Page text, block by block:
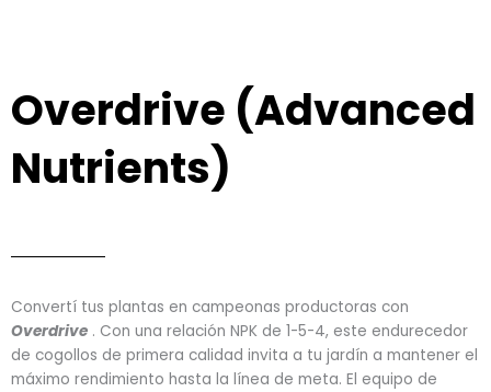
Overdrive (Advanced
Nutrients)
Convertí tus plantas en campeonas productoras con
Overdrive . Con una relación NPK de 1-5-4, este endurecedor
de cogollos de primera calidad invita a tu jardín a mantener el
máximo rendimiento hasta la línea de meta. El equipo de